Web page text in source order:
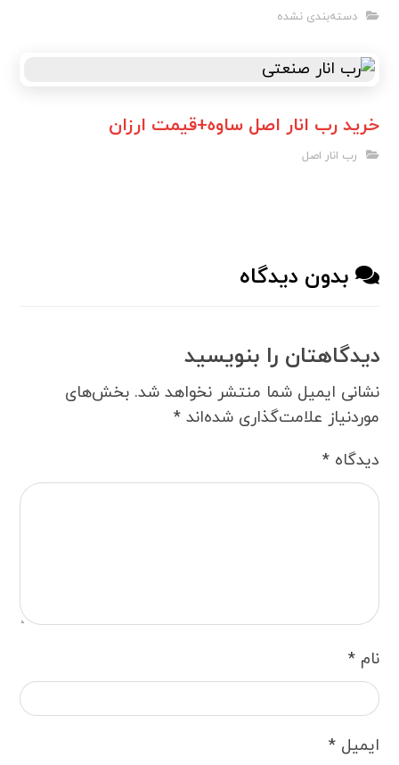
دسته‌بندی نشده
خرید رب انار اصل ساوه+قیمت ارزان
رب انار اصل
بدون دیدگاه
دیدگاهتان را بنویسید
نشانی ایمیل شما منتشر نخواهد شد. بخش‌های
موردنیاز علامت‌گذاری شده‌اند*
دیدگاه*
نام*
ایمیل*